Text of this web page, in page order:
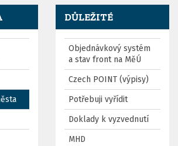
DŮLEŽITÉ
Objednávkový systém
a stav front na MěÚ
Czech POINT (výpisy)
Potřebuji vyřídit
Doklady k vyzvednutí
MHD